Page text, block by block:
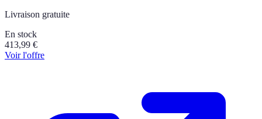
Livraison gratuite
En stock
413,99 €
Voir l'offre